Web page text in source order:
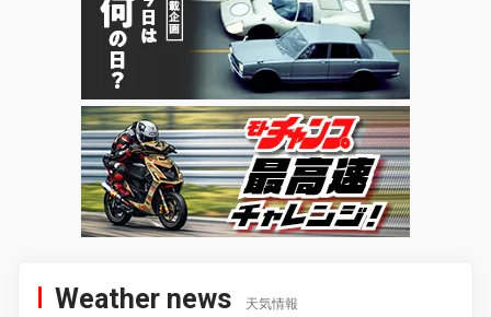
Weather news 天気情報